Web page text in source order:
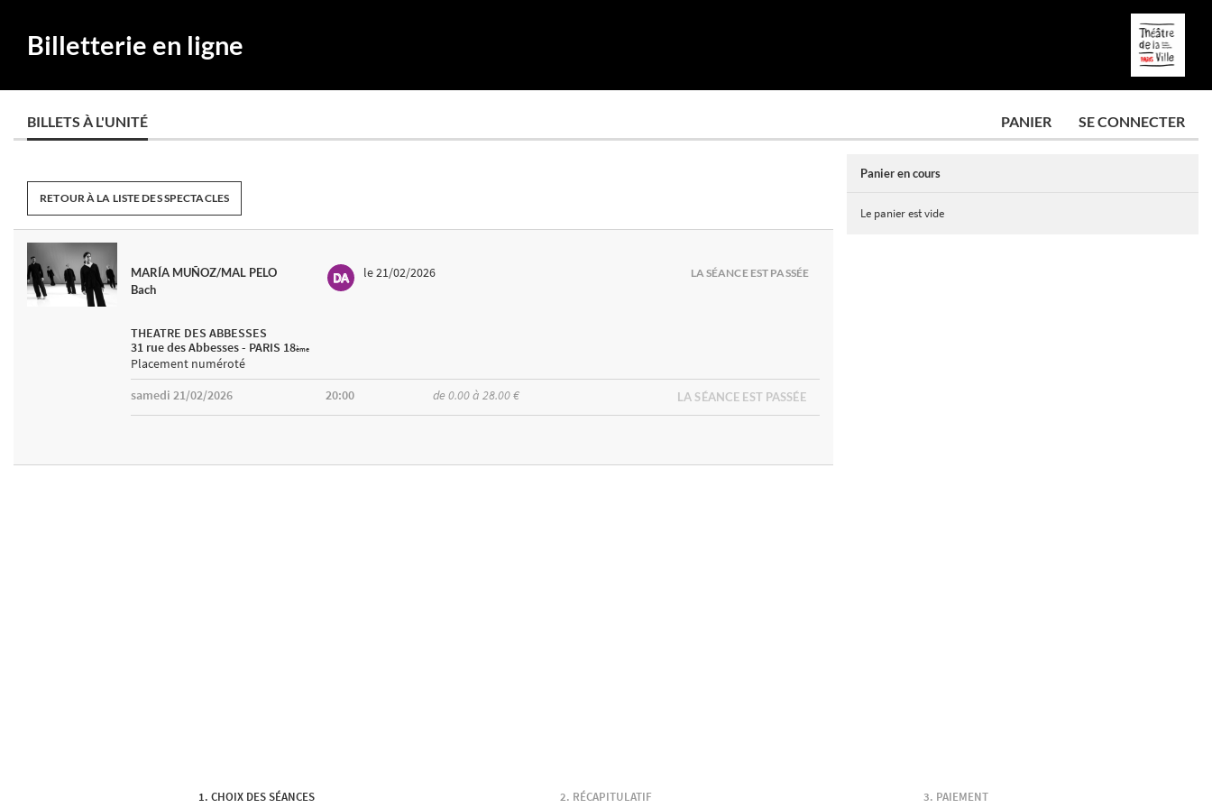
Billetterie en ligne
BILLETS À L'UNITÉ PANIER SE CONNECTER
RETOUR À LA LISTE DES SPECTACLES
MARÍA MUÑOZ/MAL PELO
Bach
le 21/02/2026 LA SÉANCE EST PASSÉE
THEATRE DES ABBESSES
31 rue des Abbesses - PARIS 18ème
Placement numéroté
samedi 21/02/2026
20:00 de 0.00 à 28.00 € LA SÉANCE EST PASSÉE
Panier en cours
Le panier est vide
CHOIX DES SÉANCES RÉCAPITULATIF PAIEMENT